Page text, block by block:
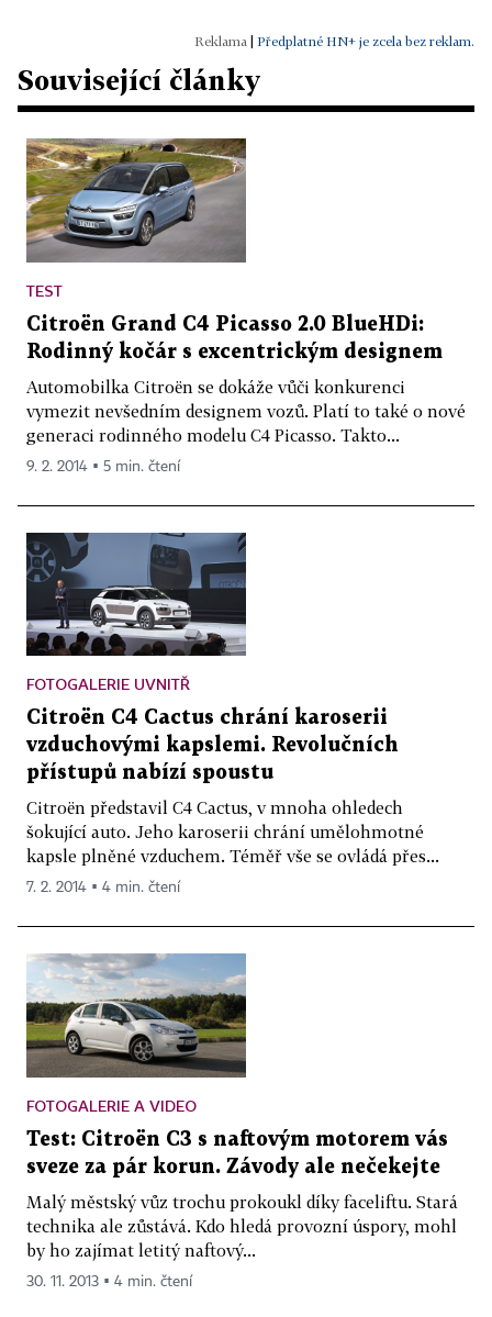
Předplatné HN+ je zcela bez reklam.
Související články
TEST
Citroën Grand C4 Picasso 2.0 BlueHDi:
Rodinný kočár s excentrickým designem
Automobilka Citroën se dokáže vůči konkurenci
vymezit nevšedním designem vozů. Platí to také o nové
generaci rodinného modelu C4 Picasso. Takto...
9. 2. 2014 ▪ 5 min. čtení
FOTOGALERIE UVNITŘ
Citroën C4 Cactus chrání karoserii
vzduchovými kapslemi. Revolučních
přístupů nabízí spoustu
Citroën představil C4 Cactus, v mnoha ohledech
šokující auto. Jeho karoserii chrání umělohmotné
kapsle plněné vzduchem. Téměř vše se ovládá přes...
7. 2. 2014 ▪ 4 min. čtení
FOTOGALERIE A VIDEO
Test: Citroën C3 s naftovým motorem vás
sveze za pár korun. Závody ale nečekejte
Malý městský vůz trochu prokoukl díky faceliftu. Stará
technika ale zůstává. Kdo hledá provozní úspory, mohl
by ho zajímat letitý naftový...
30. 11. 2013 ▪ 4 min. čtení